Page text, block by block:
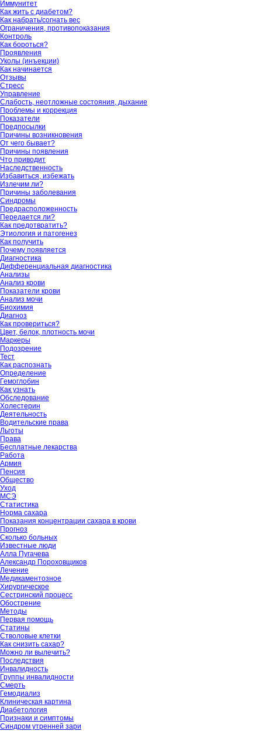
Иммунитет
Как жить с диабетом?
Как набрать/согнать вес
Ограничения, противопоказания
Контроль
Как бороться?
Проявления
Уколы (инъекции)
Как начинается
Отзывы
Стресс
Управление
Слабость, неотложные состояния, дыхание
Проблемы и коррекция
Показатели
Предпосылки
Причины возникновения
От чего бывает?
Причины появления
Что приводит
Наследственность
Избавиться, избежать
Излечим ли?
Причины заболевания
Синдромы
Предрасположенность
Передается ли?
Как предотвратить?
Этиология и патогенез
Как получить
Почему появляется
Диагностика
Дифференциальная диагностика
Анализы
Анализ крови
Показатели крови
Анализ мочи
Биохимия
Диагноз
Как провериться?
Цвет, белок, плотность мочи
Маркеры
Подозрение
Тест
Как распознать
Определение
Гемоглобин
Как узнать
Обследование
Холестерин
Деятельность
Водительские права
Льготы
Права
Бесплатные лекарства
Работа
Армия
Пенсия
Общество
Уход
МСЭ
Статистика
Норма сахара
Показания концентрации сахара в крови
Прогноз
Сколько больных
Известные люди
Алла Пугачева
Александр Пороховщиков
Лечение
Медикаментозное
Хирургическое
Сестринский процесс
Обострение
Методы
Первая помощь
Статины
Стволовые клетки
Как снизить сахар?
Можно ли вылечить?
Последствия
Инвалидность
Группы инвалидности
Смерть
Гемодиализ
Клиническая картина
Диабетология
Признаки и симптомы
Синдром утренней зари